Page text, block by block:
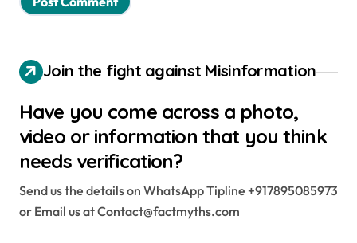
Join the fight against Misinformation
Have you come across a photo,
video or information that you think
needs verification?
Send us the details on WhatsApp Tipline +917895085973
or Email us at Contact@factmyths.com